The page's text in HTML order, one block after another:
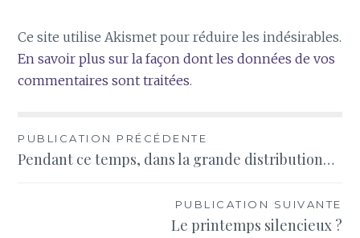
Ce site utilise Akismet pour réduire les indésirables.
En savoir plus sur la façon dont les données de vos
commentaires sont traitées.
Navigation
de
PUBLICATION PRÉCÉDENTE
Pendant ce temps, dans la grande distribution…
PUBLICATION SUIVANTE
Le printemps silencieux ?